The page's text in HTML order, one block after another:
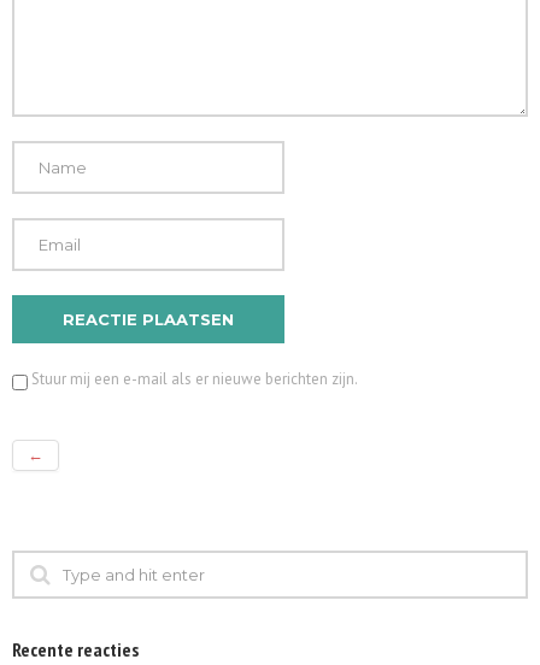
Stuur mij een e-mail als er nieuwe berichten zijn.
←
Recente reacties